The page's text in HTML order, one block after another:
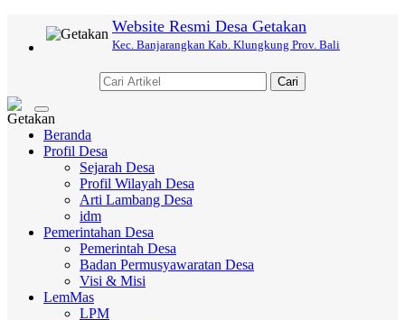
Website Resmi Desa Getakan
Kec. Banjarangkan Kab. Klungkung Prov. Bali
Cari
Toggle
navigation
Beranda
Profil Desa
Sejarah Desa
Profil Wilayah Desa
Arti Lambang Desa
idm
Pemerintahan Desa
Pemerintah Desa
Badan Permusyawaratan Desa
Visi & Misi
LemMas
LPM